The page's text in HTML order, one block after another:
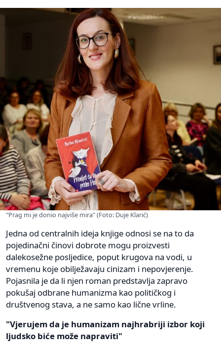
"Prag mi je donio najviše mira" (Foto: Duje Klarić)
Jedna od centralnih ideja knjige odnosi se na to da
pojedinačni činovi dobrote mogu proizvesti
dalekosežne posljedice, poput krugova na vodi, u
vremenu koje obilježavaju cinizam i nepovjerenje.
Pojasnila je da li njen roman predstavlja zapravo
pokušaj odbrane humanizma kao političkog i
društvenog stava, a ne samo kao lične vrline.
"Vjerujem da je humanizam najhrabriji izbor koji
ljudsko biće može napraviti"